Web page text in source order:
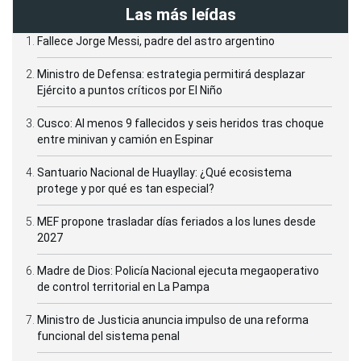
Las más leídas
Fallece Jorge Messi, padre del astro argentino
Ministro de Defensa: estrategia permitirá desplazar
Ejército a puntos críticos por El Niño
Cusco: Al menos 9 fallecidos y seis heridos tras choque
entre minivan y camión en Espinar
Santuario Nacional de Huayllay: ¿Qué ecosistema
protege y por qué es tan especial?
MEF propone trasladar días feriados a los lunes desde
2027
Madre de Dios: Policía Nacional ejecuta megaoperativo
de control territorial en La Pampa
Ministro de Justicia anuncia impulso de una reforma
funcional del sistema penal